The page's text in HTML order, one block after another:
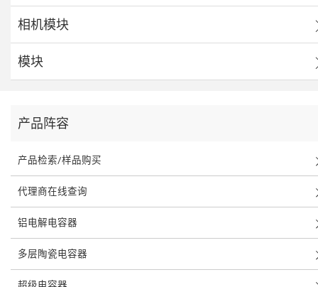
相机模块
模块
产品阵容
产品检索/样品购买
代理商在线查询
铝电解电容器
多层陶瓷电容器